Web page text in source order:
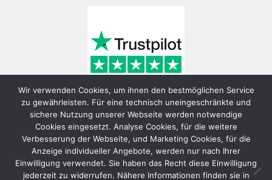
Wir verwenden Cookies, um ihnen den bestmöglichen Service
zu gewährleisten. Für eine technisch uneingeschränkte und
sichere Nutzung unserer Webseite werden notwendige
Cookies eingesetzt. Analyse Cookies, für die weitere
Verbesserung der Webseite, und Marketing Cookies, für die
Anzeige individueller Angebote, werden nur nach Ihrer
Einwilligung verwendet. Sie haben das Recht diese Einwilligung
jederzeit zu widerrufen. Nähere Informationen finden sie in